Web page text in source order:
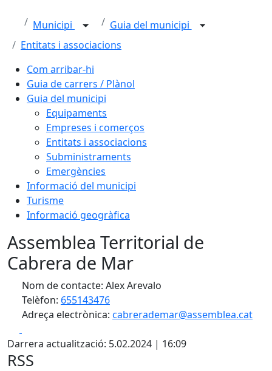
Municipi
Guia del municipi
Entitats i associacions
Com arribar-hi
Guia de carrers / Plànol
Guia del municipi
Equipaments
Empreses i comerços
Entitats i associacions
Subministraments
Emergències
Informació del municipi
Turisme
Informació geogràfica
Assemblea Territorial de
Cabrera de Mar
Nom de contacte: Alex Arevalo
Telèfon: 655143476
Adreça electrònica: cabrerademar@assemblea.cat
Darrera actualització: 5.02.2024 | 16:09
RSS